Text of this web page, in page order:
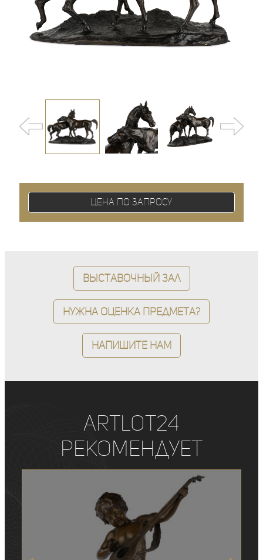
Цена по запросу
Выставочный зал
Нужна оценка предмета?
Напишите нам
ArtLot24
рекомендует